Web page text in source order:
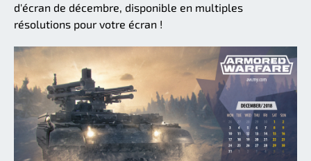
d'écran de décembre, disponible en multiples
résolutions pour votre écran !